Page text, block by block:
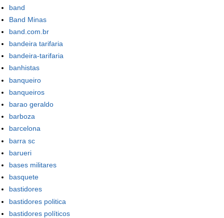
band
Band Minas
band.com.br
bandeira tarifaria
bandeira-tarifaria
banhistas
banqueiro
banqueiros
barao geraldo
barboza
barcelona
barra sc
barueri
bases militares
basquete
bastidores
bastidores politica
bastidores políticos